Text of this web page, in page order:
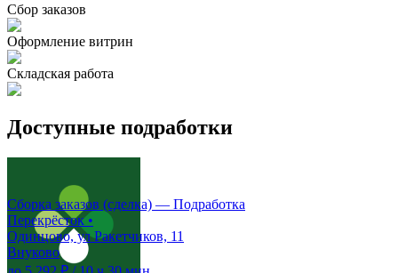
Сбор заказов
Оформление витрин
Складская работа
Доступные подработки
Сборка заказов (сделка) — Подработка
Перекрёсток•
Одинцово, ул Ракетчиков, 11
Внуково